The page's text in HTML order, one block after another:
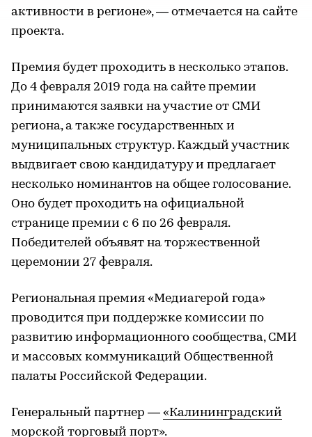
активности в регионе», — отмечается на сайте
проекта.
Премия будет проходить в несколько этапов.
До 4 февраля 2019 года на сайте премии
принимаются заявки на участие от СМИ
региона, а также государственных и
муниципальных структур. Каждый участник
выдвигает свою кандидатуру и предлагает
несколько номинантов на общее голосование.
Оно будет проходить на официальной
странице премии с 6 по 26 февраля.
Победителей объявят на торжественной
церемонии 27 февраля.
Региональная премия «Медиагерой года»
проводится при поддержке комиссии по
развитию информационного сообщества, СМИ
и массовых коммуникаций Общественной
палаты Российской Федерации.
Генеральный партнер — «Калининградский
морской торговый порт».